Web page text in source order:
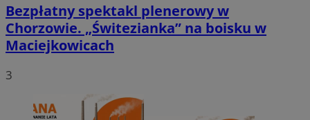
Bezpłatny spektakl plenerowy w
Chorzowie. „Świtezianka” na boisku w
Maciejkowicach
3